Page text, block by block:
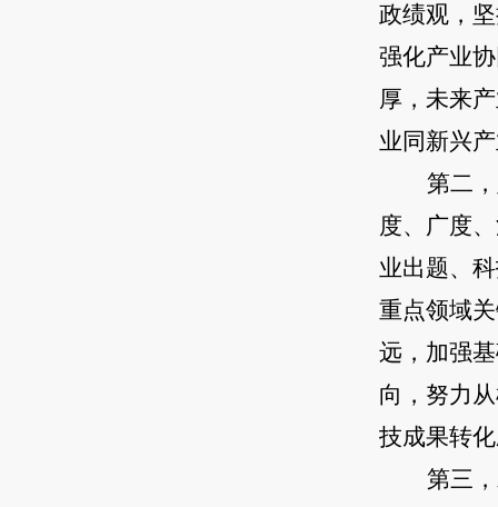
政绩观，
强化产业
厚，未来
业同新兴
第二
度、广度
业出题、
重点领域
远，加强
向，努力
技成果转
第三